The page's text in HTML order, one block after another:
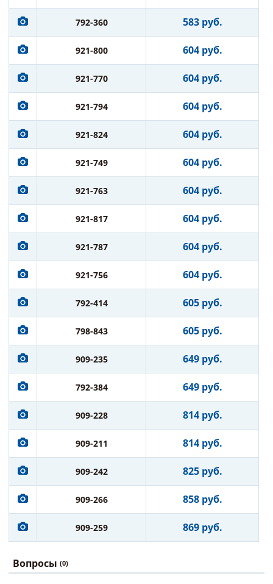
792-360 583 руб.
921-800 604 руб.
921-770 604 руб.
921-794 604 руб.
921-824 604 руб.
921-749 604 руб.
921-763 604 руб.
921-817 604 руб.
921-787 604 руб.
921-756 604 руб.
792-414 605 руб.
798-843 605 руб.
909-235 649 руб.
792-384 649 руб.
909-228 814 руб.
909-211 814 руб.
909-242 825 руб.
909-266 858 руб.
909-259 869 руб.
Вопросы (0)